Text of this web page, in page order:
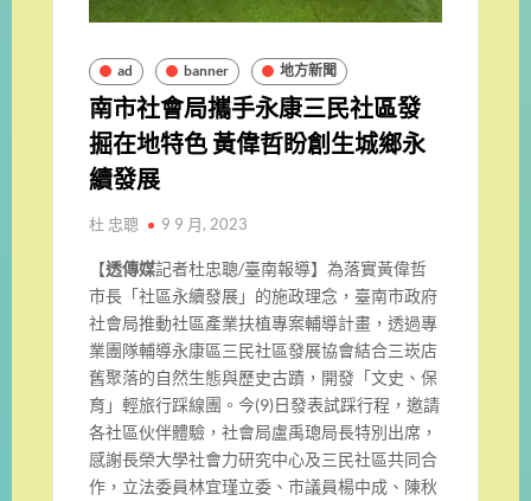
ad banner 地方新聞
南市社會局攜手永康三民社區發
掘在地特色 黃偉哲盼創生城鄉永
續發展
杜 忠聰 9 9 月, 2023
【透傳媒記者杜忠聰/臺南報導】為落實黃偉哲
市長「社區永續發展」的施政理念， 臺南市政府
社會局推動社區產業扶植專案輔導計畫， 透過專
業團隊輔導永康區三民社區發展協會結合三崁店
舊聚落的自然生態與歷史古蹟，開發「文史、保
育」輕旅行踩線團。今(9)日發表試踩行程，邀請
各社區伙伴體驗，社會局盧禹璁局長特別出席，
感謝長榮大學社會力研究中心及三民社區共同合
作， 立法委員林宜瑾立委、巿議員楊中成、陳秋